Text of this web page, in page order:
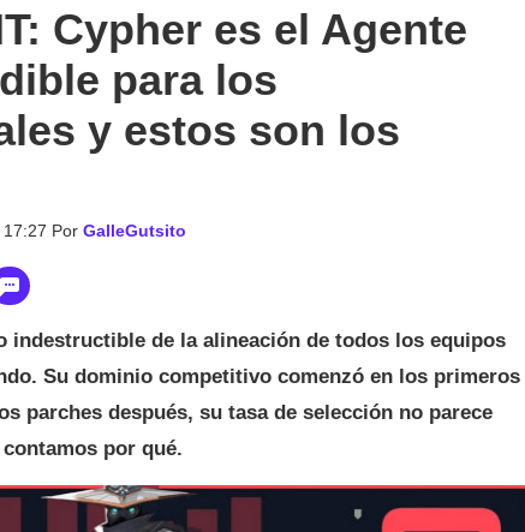
Cypher es el Agente
para los
y estos son los
Por GalleGutsito
indestructible de la alineación de todos los equipos
Su dominio competitivo comenzó en los primeros
parches después, su tasa de selección no parece
por qué.